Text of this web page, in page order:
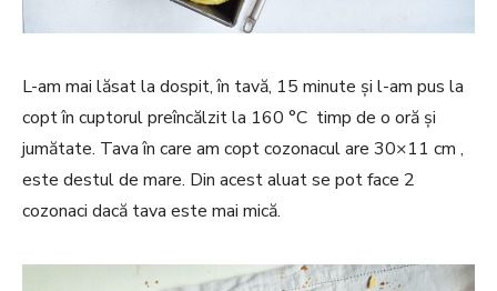
L-am mai lăsat la dospit, în tavă, 15 minute și l-am pus la
copt în cuptorul preîncălzit la 160 °C timp de o oră și
jumătate. Tava în care am copt cozonacul are 30×11 cm ,
este destul de mare. Din acest aluat se pot face 2
cozonaci dacă tava este mai mică.